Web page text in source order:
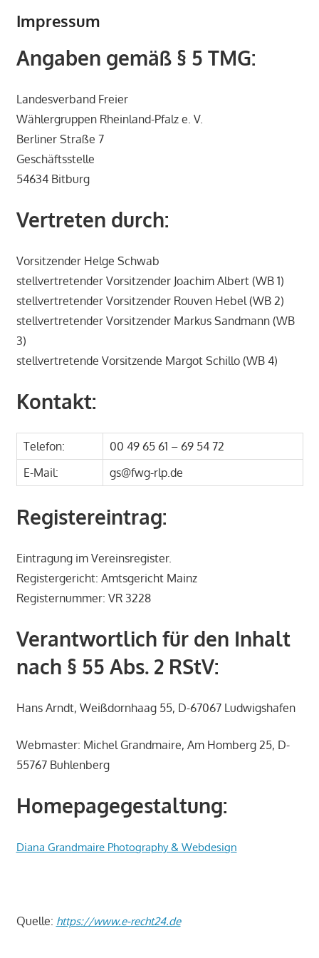
Impressum
Angaben gemäß § 5 TMG:
Landesverband Freier
Wählergruppen Rheinland-Pfalz e. V.
Berliner Straße 7
Geschäftsstelle
54634 Bitburg
Vertreten durch:
Vorsitzender Helge Schwab
stellvertretender Vorsitzender Joachim Albert (WB 1)
stellvertretender Vorsitzender Rouven Hebel (WB 2)
stellvertretender Vorsitzender Markus Sandmann (WB
3)
stellvertretende Vorsitzende Margot Schillo (WB 4)
Kontakt:
Telefon:
00 49 65 61 – 69 54 72
E-Mail:
gs@fwg-rlp.de
Registereintrag:
Eintragung im Vereinsregister.
Registergericht: Amtsgericht Mainz
Registernummer: VR 3228
Verantwortlich für den Inhalt
nach § 55 Abs. 2 RStV:
Hans Arndt, Weißdornhaag 55, D-67067 Ludwigshafen
Webmaster: Michel Grandmaire, Am Homberg 25, D-
55767 Buhlenberg
Homepagegestaltung:
Diana Grandmaire Photography & Webdesign
Quelle: https://www.e-recht24.de